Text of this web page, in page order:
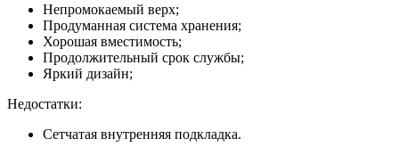
Непромокаемый верх;
Продуманная система хранения;
Хорошая вместимость;
Продолжительный срок службы;
Яркий дизайн;
Недостатки:
Сетчатая внутренняя подкладка.